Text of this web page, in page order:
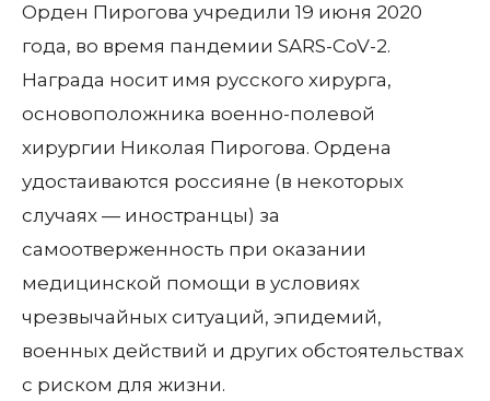
Орден Пирогова учредили 19 июня 2020
года, во время пандемии SARS-CoV-2.
Награда носит имя русского хирурга,
основоположника военно-полевой
хирургии Николая Пирогова. Ордена
удостаиваются россияне (в некоторых
случаях — иностранцы) за
самоотверженность при оказании
медицинской помощи в условиях
чрезвычайных ситуаций, эпидемий,
военных действий и других обстоятельствах
с риском для жизни.